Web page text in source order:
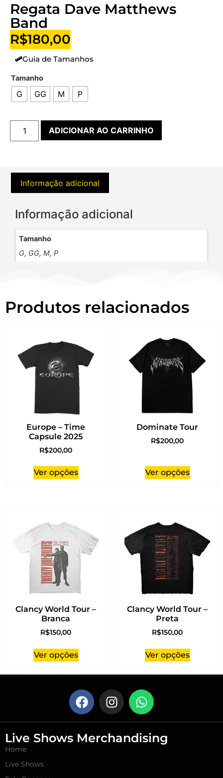
Regata Dave Matthews
Band
R$180,00
Guia de Tamanhos
Tamanho
G GG M P
ADICIONAR AO CARRINHO
Informação adicional
Informação adicional
Tamanho
G, GG, M, P
Produtos relacionados
Europe – Time
Capsule 2025
R$200,00
Ver opções
Dominate Tour
R$200,00
Ver opções
Clancy World Tour –
Branca
R$150,00
Ver opções
Clancy World Tour –
Preta
R$150,00
Ver opções
Live Shows Merchandising
Home
Live Shows